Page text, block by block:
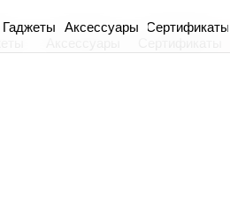
Аксессуары
Гаджеты Сертификаты